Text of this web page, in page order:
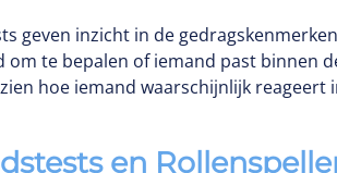
geven inzicht in de
om te bepalen of iemand past binnen
hoe iemand waarschijnlijk reageert
en